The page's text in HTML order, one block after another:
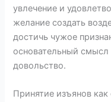
увлечение и
желание создать
достичь чужое
основательный смысл
довольство.
Принятие изъянов